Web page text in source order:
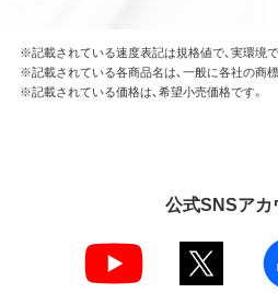
※記載されている速度表記は規格値で、実環境
※記載されている各商品名は、一般に各社の商
※記載されている価格は、希望小売価格です。
公式SNSアカ